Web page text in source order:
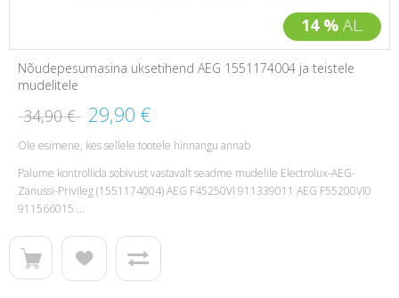
14 % AL.
Nõudepesumasina uksetihend AEG 1551174004 ja teistele
mudelitele
34,90 € 29,90 €
Ole esimene, kes sellele tootele hinnangu annab
Palume kontrollida sobivust vastavalt seadme mudelile Electrolux-AEG-
Zanussi-Privileg (1551174004) AEG F45250VI 911339011 AEG F55200VI0
911566015 ...